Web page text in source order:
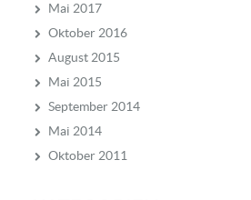
Mai 2017
Oktober 2016
August 2015
Mai 2015
September 2014
Mai 2014
Oktober 2011